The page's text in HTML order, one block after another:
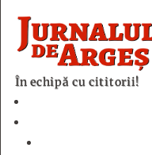
În echipă cu cititorii!